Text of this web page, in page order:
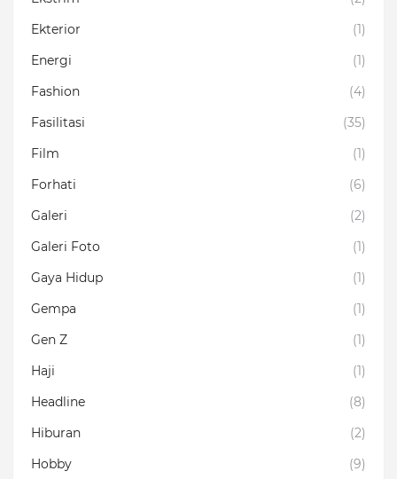
Ekterior
(1)
Energi
(1)
Fashion
(4)
Fasilitasi
(35)
Film
(1)
Forhati
(6)
Galeri
(2)
Galeri Foto
(1)
Gaya Hidup
(1)
Gempa
(1)
Gen Z
(1)
Haji
(1)
Headline
(8)
Hiburan
(2)
Hobby
(9)